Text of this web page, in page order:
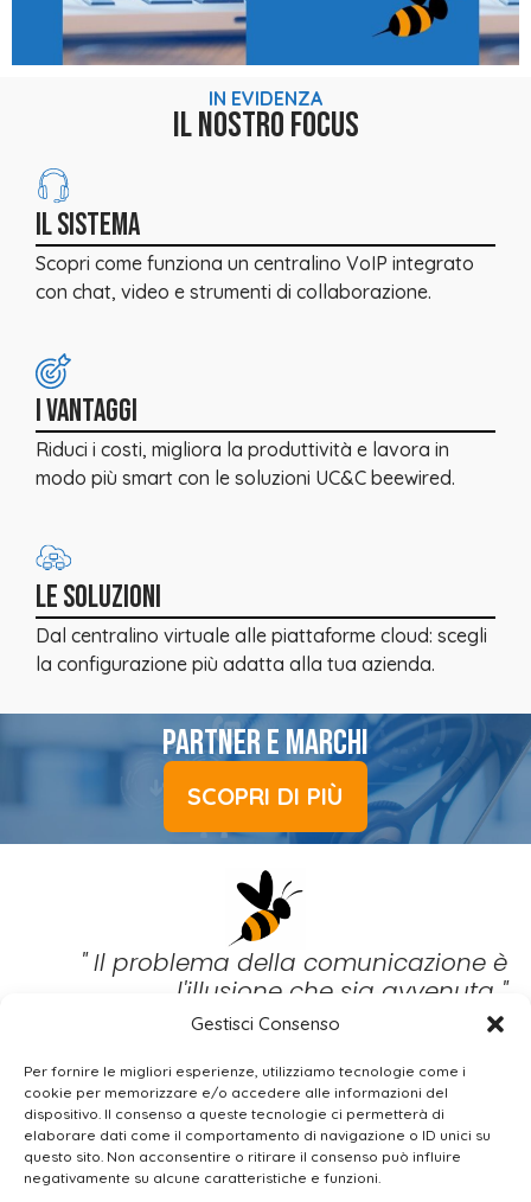
Gestisci Consenso
Per fornire le migliori esperienze, utilizziamo tecnologie come i
cookie per memorizzare e/o accedere alle informazioni del
dispositivo. Il consenso a queste tecnologie ci permetterà di
elaborare dati come il comportamento di navigazione o ID unici su
questo sito. Non acconsentire o ritirare il consenso può influire
negativamente su alcune caratteristiche e funzioni.
IN EVIDENZA
IL NOSTRO FOCUS
IL SISTEMA
Scopri come funziona un centralino VoIP integrato
con chat, video e strumenti di collaborazione.
I VANTAGGI
Riduci i costi, migliora la produttività e lavora in
modo più smart con le soluzioni UC&C beewired.
LE SOLUZIONI
Dal centralino virtuale alle piattaforme cloud: scegli
la configurazione più adatta alla tua azienda.
PARTNER E MARCHI
SCOPRI DI PIÙ
" Il problema della comunicazione è
l'illusione che sia avvenuta "
(George Bernard Show)
BEEWIRED SRL
Via Gualtiero Serafino, 8 – 00136 Roma (IT)
+39 06 37.500.503 |info@beewired.it |
beewired@legalmail.it